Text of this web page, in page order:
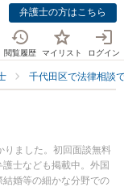
弁護士の方はこちら
閲覧履歴 マイリスト ログイン
千代田区で法律相談
りました。初回面談無料
士なども掲載中。外国
婚等の細かな分野での